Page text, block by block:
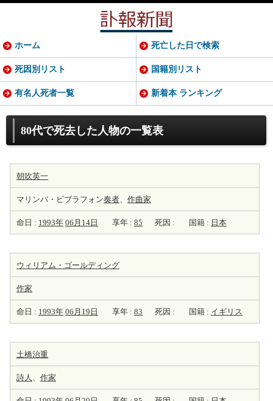
80代で死去した人物の一覧表
朝吹英一
マリンバ・ビブラフォン奏者、 作曲家
命日 : 1993年 06月14日 享年 : 85 死因 : 国籍 : 日本
ウィリアム・ゴールディング
作家
命日 : 1993年 06月19日 享年 : 83 死因 : 国籍 : イギリス
土橋治重
詩人 、 作家
ホーム 死亡した日で検索
死因別リスト 国籍別リスト
有名人死者一覧 新着本 ランキング